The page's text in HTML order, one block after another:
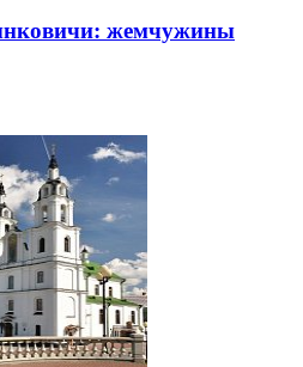
жемчужины